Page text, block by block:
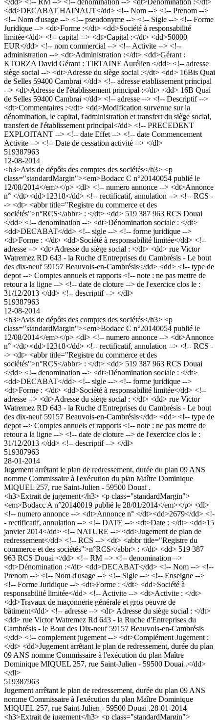
<dd>DECABAT HAINAUT</dd> <!-- Nom --> <!-- Prenom -->
<!-- Nom d'usage --> <!-- pseudonyme --> <!-- Sigle --> <!-- Forme
Juridique --> <dt>Forme :</dt> <dd>Société à responsabilité
limitée</dd> <!-- capital --> <dt>Capital :</dt> <dd>50000
EUR</dd> <!-- nom commercial --> <!-- Activite --> <!--
administration --> <dt>Administration :</dt> <dd>Gérant :
KTORZA David Gérant : TIRTAINE Aurélien </dd> <!-- adresse
siège social --> <dt>Adresse du siège social :</dt> <dd> 16Bis Quai
de Selles 59400 Cambrai </dd> <!-- adresse etablissement principal
--> <dt>Adresse de l'établissement principal :</dt> <dd> 16B Quai
de Selles 59400 Cambrai </dd> <!-- adresse --> <!-- Descriptif -->
<dt>Commentaires :</dt> <dd>Modification survenue sur la
dénomination, le capital, l'administration et transfert du siège social,
transfert de l'établissement principal</dd> <!-- PRECEDENT
EXPLOITANT --> <!-- date Effet --> <!-- date Commencement
Activite --> <!-- Date de cessation activité --> </dl>
519387963
12-08-2014
<h3>Avis de dépôts des comptes des sociétés</h3> <p
class="standardMargin"><em>Bodacc C n°20140054 publié le
12/08/2014</em></p> <dl> <!-- numero annonce --> <dt>Annonce
n° </dt><dd>12318</dd> <!-- rectificatif, annulation --> <!-- RCS -
-> <dt> <abbr title="Registre du commerce et des
sociétés">n°RCS</abbr> : </dt> <dd> 519 387 963 RCS Douai
</dd> <!-- denomination --> <dt>Dénomination sociale : </dt>
<dd>DECABAT</dd> <!-- sigle --> <!-- forme juridique -->
<dt>Forme : </dt> <dd>Société à responsabilité limitée</dd> <!--
adresse --> <dt>Adresse du siège social : </dt> <dd> rue Victor
Watremez RD 643 - la Ruche d'Entreprises du Cambrésis - Le bout
des dix-neuf 59157 Beauvois-en-Cambrésis</dd> <dd> <!-- type de
depot --> Comptes annuels et rapports <!-- note : ne pas mettre de
retour a la ligne --> <!-- date de cloture --> de l'exercice clos le :
31/12/2013 </dd> <!-- descriptif --> </dl>
519387963
12-08-2014
<h3>Avis de dépôts des comptes des sociétés</h3> <p
class="standardMargin"><em>Bodacc C n°20140054 publié le
12/08/2014</em></p> <dl> <!-- numero annonce --> <dt>Annonce
n° </dt><dd>12318</dd> <!-- rectificatif, annulation --> <!-- RCS -
-> <dt> <abbr title="Registre du commerce et des
sociétés">n°RCS</abbr> : </dt> <dd> 519 387 963 RCS Douai
</dd> <!-- denomination --> <dt>Dénomination sociale : </dt>
<dd>DECABAT</dd> <!-- sigle --> <!-- forme juridique -->
<dt>Forme : </dt> <dd>Société à responsabilité limitée</dd> <!--
adresse --> <dt>Adresse du siège social : </dt> <dd> rue Victor
Watremez RD 643 - la Ruche d'Entreprises du Cambrésis - Le bout
des dix-neuf 59157 Beauvois-en-Cambrésis</dd> <dd> <!-- type de
depot --> Comptes annuels et rapports <!-- note : ne pas mettre de
retour a la ligne --> <!-- date de cloture --> de l'exercice clos le :
31/12/2013 </dd> <!-- descriptif --> </dl>
519387963
28-01-2014
Jugement arrêtant le plan de redressement, durée du plan 09 ANS
nomme Commissaire à l'exécution du plan Maître Dominique
MIQUEL 257, rue Saint-Julien - 59500 Douai .
<h3>Extrait de jugement</h3> <p class="standardMargin">
<em>Bodacc A n°20140019 publié le 28/01/2014</em></p> <dl>
<!-- numero annonce --> <dt>Annonce n° </dt><dd>2679</dd> <!-
- rectificatif, annulation --> <!-- DATE --> <dt>Date : </dt> <dd>15
janvier 2014</dd> <!-- NATURE --> <dd>Jugement de plan de
redressement</dd> <!-- RCS --> <dt> <abbr title="Registre du
commerce et des sociétés">n°RCS</abbr> : </dt> <dd> 519 387
963 RCS Douai </dd> <!-- RM --> <!-- denomination -->
<dt>Dénomination :</dt> <dd>DECABAT</dd> <!-- Nom --> <!--
Prenom --> <!-- Nom d'usage --> <!-- Sigle --> <!-- Enseigne -->
<!-- Forme Juridique --> <dt>Forme : </dt> <dd>Société à
responsabilité limitée</dd> <!-- Activite --> <dt>Activite : </dt>
<dd>Travaux de maçonnerie générale et gros oeuvre de
bâtiment</dd> <!-- adresse --> <dt> Adresse du siège social : </dt>
<dd> rue Victor Watremez Rd 643 - la Ruche d'Entreprises du
Cambrésis - le Bout des Dix-neuf 59157 Beauvois-en-Cambrésis
</dd> <!-- complement jugement --> <dt>Complément Jugement :
</dt> <dd>Jugement arrêtant le plan de redressement, durée du plan
09 ANS nomme Commissaire à l'exécution du plan Maître
Dominique MIQUEL 257, rue Saint-Julien - 59500 Douai .</dd>
</dl>
519387963
Jugement arrêtant le plan de redressement, durée du plan 09 ANS
nomme Commissaire à l'exécution du plan Maître Dominique
MIQUEL 257, rue Saint-Julien - 59500 Douai .28-01-2014
<h3>Extrait de jugement</h3> <p class="standardMargin">